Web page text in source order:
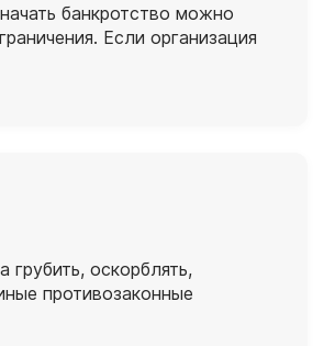
банкротство можно
Если организация
оскорблять,
противозаконные